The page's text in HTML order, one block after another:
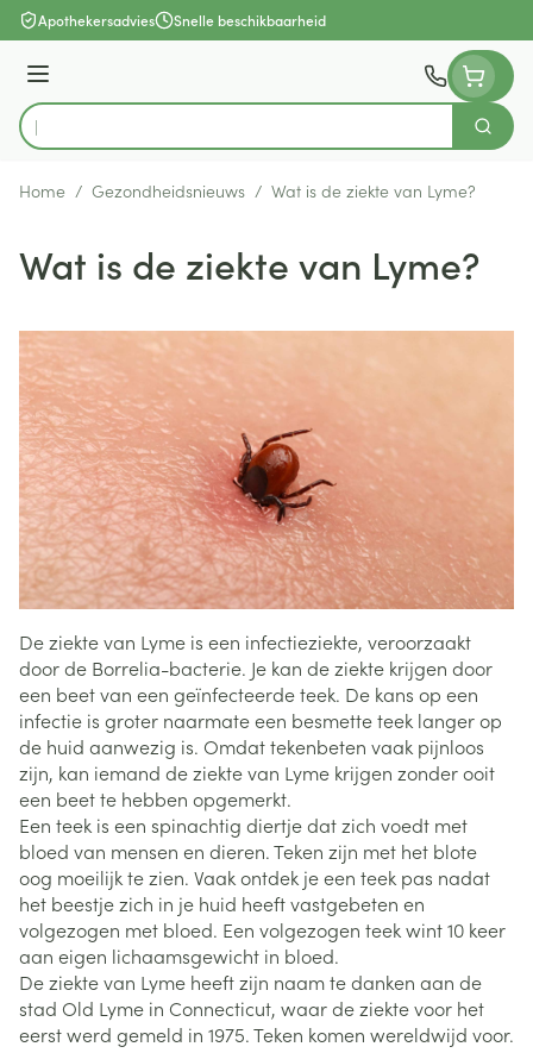
Ga naar de inhoud
Apothekersadvies Snelle beschikbaarheid
Menu
Product, merk, categorie...
Zoek
Home / Gezondheidsnieuws / Wat is de ziekte van Lyme?
Wat is de ziekte van Lyme?
De ziekte van Lyme is een infectieziekte, veroorzaakt
door de Borrelia-bacterie. Je kan de ziekte krijgen door
een beet van een geïnfecteerde teek. De kans op een
infectie is groter naarmate een besmette teek langer op
de huid aanwezig is. Omdat tekenbeten vaak pijnloos
zijn, kan iemand de ziekte van Lyme krijgen zonder ooit
een beet te hebben opgemerkt.
Een teek is een spinachtig diertje dat zich voedt met
bloed van mensen en dieren. Teken zijn met het blote
oog moeilijk te zien. Vaak ontdek je een teek pas nadat
het beestje zich in je huid heeft vastgebeten en
volgezogen met bloed. Een volgezogen teek wint 10 keer
aan eigen lichaamsgewicht in bloed.
De ziekte van Lyme heeft zijn naam te danken aan de
stad Old Lyme in Connecticut, waar de ziekte voor het
eerst werd gemeld in 1975. Teken komen wereldwijd voor.